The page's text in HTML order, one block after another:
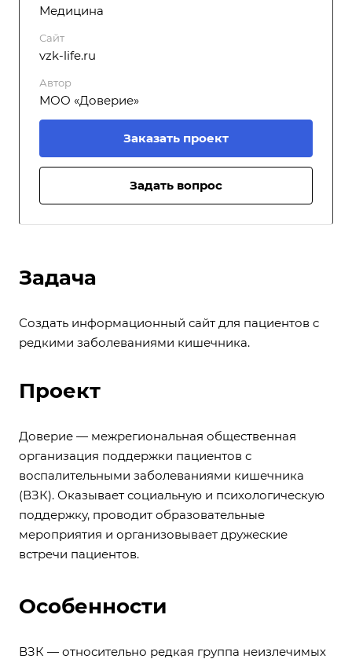
Медицина
Сайт
vzk-life.ru
Автор
МОО «Доверие»
Заказать проект
Задать вопрос
Задача
Создать информационный сайт для пациентов с
редкими заболеваниями кишечника.
Проект
Доверие — межрегиональная общественная
организация поддержки пациентов с
воспалительными заболеваниями кишечника
(ВЗК). Оказывает социальную и психологическую
поддержку, проводит образовательные
мероприятия и организовывает дружеские
встречи пациентов.
Особенности
ВЗК — относительно редкая группа неизлечимых